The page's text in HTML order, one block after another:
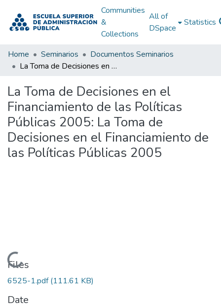
Communities
&
Collections
All of
DSpace
Statistics
Home Seminarios
Documentos Seminarios
La Toma de Decisiones en el Financiamiento de las Políticas Públicas 2005: La Toma de Decisiones en el Financiamiento de las Políticas Públicas 2005
La Toma de Decisiones en el
Financiamiento de las Políticas
Públicas 2005: La Toma de
Decisiones en el Financiamiento de
las Políticas Públicas 2005
Loading...
Files
6525-1.pdf(111.61 KB)
Date